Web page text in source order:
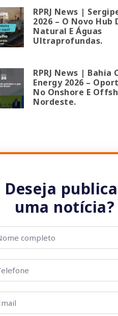
RPRJ News |
2026 – O Novo Hub
Natural E Águas
Ultraprofundas.
RPRJ News | Bahia
Energy 2026 –
No Onshore E
Nordeste.
Deseja
uma notícia?